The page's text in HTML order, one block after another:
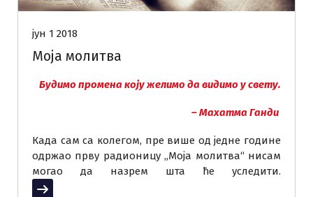
јун 1 2018
Моја молитва
Будимо промена коју желимо да видимо у свету.
– Махатма Ганди
Када сам са колегом, пре више од једне године
одржао прву радионицу „Моја молитва“ нисам
могао да назрем шта ће уследити.
Прочитај више